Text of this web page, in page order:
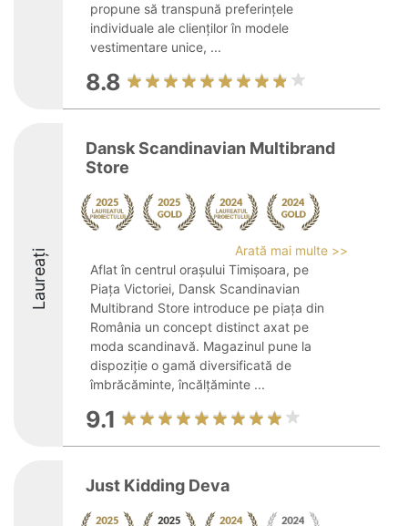
propune să transpună preferințele
individuale ale clienților în modele
vestimentare unice, ...
8.8
Laureați
Dansk Scandinavian Multibrand
Store
Arată mai multe >>
Aflat în centrul orașului Timișoara, pe
Piața Victoriei, Dansk Scandinavian
Multibrand Store introduce pe piața din
România un concept distinct axat pe
moda scandinavă. Magazinul pune la
dispoziție o gamă diversificată de
îmbrăcăminte, încălțăminte ...
9.1
Just Kidding Deva